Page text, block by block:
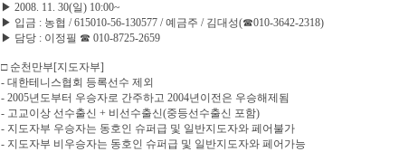
▶ 2008. 11. 30(일) 10:00~
▶ 입금 : 농협 / 615010-56-130577 / 예금주 / 김대성(☎010-3642-2318)
▶ 담당 : 이정필 ☎ 010-8725-2659
□ 순천만부[지도자부]
- 대한테니스협회 등록선수 제외
- 2005년도부터 우승자로 간주하고 2004년이전은 우승해제됨
- 고교이상 선수출신 + 비선수출신(중등선수출신 포함)
- 지도자부 우승자는 동호인 슈퍼급 및 일반지도자와 페어불가
- 지도자부 비우승자는 동호인 슈퍼급 및 일반지도자와 페어가능